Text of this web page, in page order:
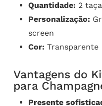
Quantidade: 2
Personalização:
screen
Cor: Transparente
Vantagens do
para
Presente